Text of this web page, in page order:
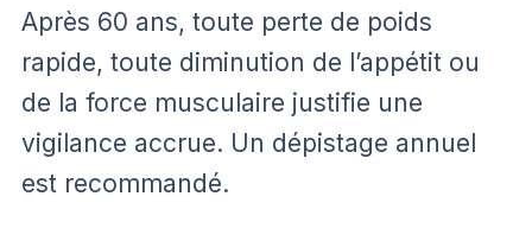
Après 60 ans, toute perte de poids
rapide, toute diminution de l’appétit ou
de la force musculaire justifie une
vigilance accrue. Un dépistage annuel
est recommandé.